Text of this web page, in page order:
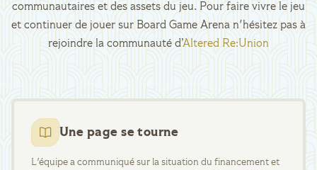
communautaires et des assets du jeu. Pour faire vivre le jeu
et continuer de jouer sur Board Game Arena n'hésitez pas à
rejoindre la communauté d’Altered Re:Union
Une page se tourne
L'équipe a communiqué sur la situation du financement et